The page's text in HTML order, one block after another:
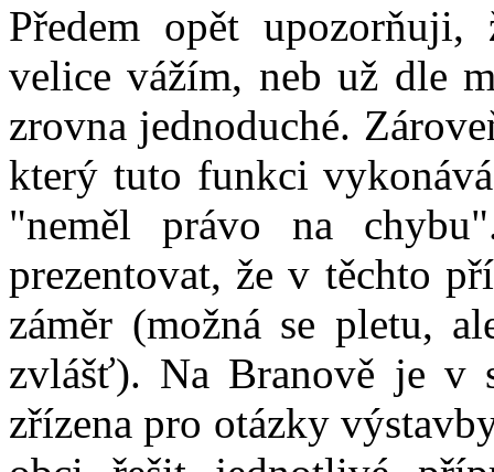
Předem opět upozorňuji,
velice vážím, neb už dle
zrovna jednoduché.
který tuto funkci
"neměl právo na
prezentovat, že v těchto
záměr (možná se pletu,
zvlášť). Na Branově je v
zřízena pro otázky